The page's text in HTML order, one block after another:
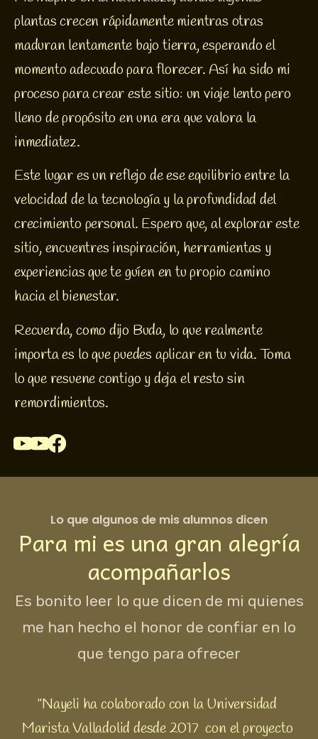
plantas crecen rápidamente mientras otras
maduran lentamente bajo tierra, esperando el
momento adecuado para florecer. Así ha sido mi
proceso para crear este sitio: un viaje lento pero
lleno de propósito en una era que valora la
inmediatez.
Este lugar es un reflejo de ese equilibrio entre la
velocidad de la tecnología y la profundidad del
crecimiento personal. Espero que, al explorar este
sitio, encuentres inspiración, herramientas y
experiencias que te guíen en tu propio camino
hacia el bienestar.
Recuerda, como dijo Buda, lo que realmente
importa es lo que puedes aplicar en tu vida. Toma
lo que resuene contigo y deja el resto sin
remordimientos.
YoutubeYoutubeFacebook
Lo que algunos de mis alumnos dicen
Para mi es una gran alegría
acompañarlos
Es bonito leer lo que dicen de mi quienes
me han hecho el honor de confiar en lo
que tengo para ofrecer
"Nayeli ha colaborado con la Universidad
Marista Valladolid desde 2017  con el proyecto